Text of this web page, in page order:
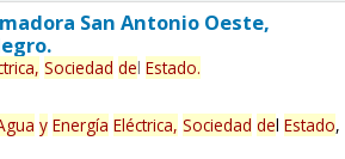
San Antonio Oeste,
Sociedad del Estado.
y Energía Eléctrica, Sociedad del Estado,